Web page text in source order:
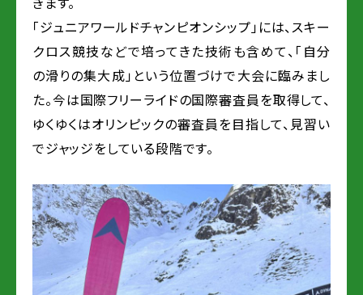
「ジュニアワールドチャンピオンシップ」には、スキー
クロス競技などで培ってきた技術も含めて、「自分
の滑りの集大成」という位置づけで大会に臨みまし
た。今は国際フリーライドの国際審査員を取得して、
ゆくゆくはオリンピックの審査員を目指して、見習い
でジャッジをしている段階です。